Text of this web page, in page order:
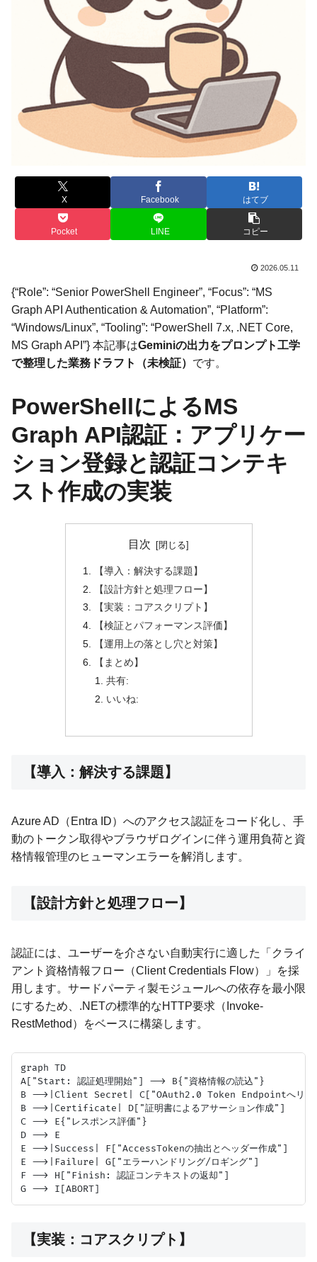
X Facebook はてブ
Pocket LINE コピー
2026.05.11
{“Role”: “Senior PowerShell Engineer”, “Focus”: “MS
Graph API Authentication & Automation”, “Platform”:
“Windows/Linux”, “Tooling”: “PowerShell 7.x, .NET Core,
MS Graph API”} 本記事はGeminiの出力をプロンプト工学
で整理した業務ドラフト（未検証） です。
PowerShellによるMS
Graph API認証：アプリケー
ション登録と認証コンテキ
スト作成の実装
目次
【導入：解決する課題】
【設計方針と処理フロー】
【実装：コアスクリプト】
【検証とパフォーマンス評価】
【運用上の落とし穴と対策】
【まとめ】
共有:
いいね:
【導入：解決する課題】
Azure AD（Entra ID）へのアクセス認証をコード化し、手
動のトークン取得やブラウザログインに伴う運用負荷と資
格情報管理のヒューマンエラーを解消します。
【設計方針と処理フロー】
認証には、ユーザーを介さない自動実行に適した「クライ
アント資格情報フロー（Client Credentials Flow）」を採
用します。サードパーティ製モジュールへの依存を最小限
にするため、.NETの標準的なHTTP要求（Invoke-
RestMethod）をベースに構築します。
graph TD
A["Start: 認証処理開始"] --> B{"資格情報の読込"}
B -->|Client Secret| C["OAuth2.0 Token Endpointへリク
B -->|Certificate| D["証明書によるアサーション作成"]
C --> E{"レスポンス評価"}
D --> E
E -->|Success| F["AccessTokenの抽出とヘッダー作成"]
E -->|Failure| G["エラーハンドリング/ロギング"]
F --> H["Finish: 認証コンテキストの返却"]
【実装：コアスクリプト】